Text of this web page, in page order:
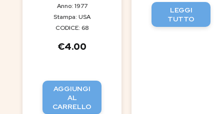
Anno: 1977
Stampa: USA
CODICE: 68
€4.00
AGGIUNGI
AL
CARRELLO
LEGGI
TUTTO